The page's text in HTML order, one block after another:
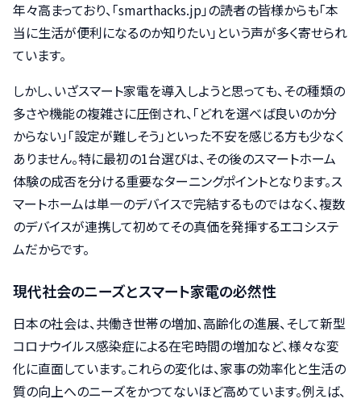
年々高まっており、「smarthacks.jp」の読者の皆様からも「本
当に生活が便利になるのか知りたい」という声が多く寄せられ
ています。
しかし、いざスマート家電を導入しようと思っても、その種類の
多さや機能の複雑さに圧倒され、「どれを選べば良いのか分
からない」「設定が難しそう」といった不安を感じる方も少なく
ありません。特に最初の1台選びは、その後のスマートホーム
体験の成否を分ける重要なターニングポイントとなります。ス
マートホームは単一のデバイスで完結するものではなく、複数
のデバイスが連携して初めてその真価を発揮するエコシステ
ムだからです。
現代社会のニーズとスマート家電の必然性
日本の社会は、共働き世帯の増加、高齢化の進展、そして新型
コロナウイルス感染症による在宅時間の増加など、様々な変
化に直面しています。これらの変化は、家事の効率化と生活の
質の向上へのニーズをかつてないほど高めています。例えば、